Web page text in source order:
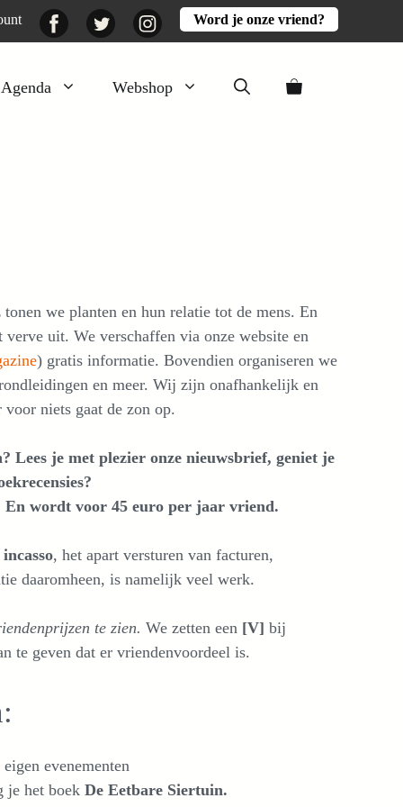
FacebookTwitter InstagramWord je onze vriend?
Agenda Webshop
Lekker
we planten en hun relatie tot de mens. En
verve uit. We verschaffen via onze website en
) gratis informatie. Bovendien organiseren we
en meer. Wij zijn onafhankelijk en
niets gaat de zon op.
Lees je met plezier onze nieuwsbrief, geniet je
En wordt voor 45 euro per jaar vriend.
, het apart versturen van facturen,
daaromheen, is namelijk veel werk.
te zien. We zetten een [V] bij
te geven dat er vriendenvoordeel is.
evenementen
je het boek De Eetbare Siertuin.